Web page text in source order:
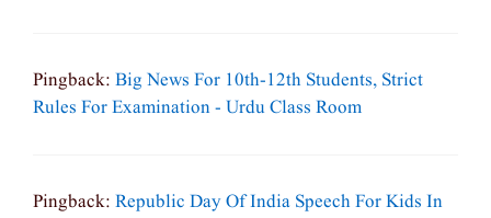
Pingback: Big News For 10th-12th Students, Strict
Rules For Examination - Urdu Class Room
Pingback: Republic Day Of India Speech For Kids In